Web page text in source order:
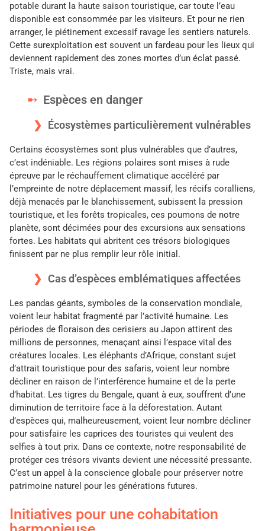
potable durant la haute saison touristique, car toute l’eau
disponible est consommée par les visiteurs. Et pour ne rien
arranger, le piétinement excessif ravage les sentiers naturels.
Cette surexploitation est souvent un fardeau pour les lieux qui
deviennent rapidement des zones mortes d’un éclat passé.
Triste, mais vrai.
Espèces en danger
Écosystèmes particulièrement vulnérables
Certains écosystèmes sont plus vulnérables que d’autres,
c’est indéniable. Les régions polaires sont mises à rude
épreuve par le réchauffement climatique accéléré par
l’empreinte de notre déplacement massif, les récifs coralliens,
déjà menacés par le blanchissement, subissent la pression
touristique, et les forêts tropicales, ces poumons de notre
planète, sont décimées pour des excursions aux sensations
fortes. Les habitats qui abritent ces trésors biologiques
finissent par ne plus remplir leur rôle initial.
Cas d’espèces emblématiques affectées
Les pandas géants, symboles de la conservation mondiale,
voient leur habitat fragmenté par l’activité humaine. Les
périodes de floraison des cerisiers au Japon attirent des
millions de personnes, menaçant ainsi l’espace vital des
créatures locales. Les éléphants d’Afrique, constant sujet
d’attrait touristique pour des safaris, voient leur nombre
décliner en raison de l’interférence humaine et de la perte
d’habitat. Les tigres du Bengale, quant à eux, souffrent d’une
diminution de territoire face à la déforestation. Autant
d’espèces qui, malheureusement, voient leur nombre décliner
pour satisfaire les caprices des touristes qui veulent des
selfies à tout prix. Dans ce contexte, notre responsabilité de
protéger ces trésors vivants devient une nécessité pressante.
C’est un appel à la conscience globale pour préserver notre
patrimoine naturel pour les générations futures.
Initiatives pour une cohabitation